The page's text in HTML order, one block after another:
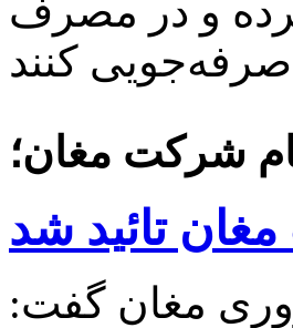
و در مصرف
شرکت مغان؛
تائید شد
مغان گفت: